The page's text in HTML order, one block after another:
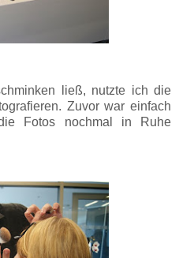
ließ, nutzte ich die
Zuvor war einfach
Fotos nochmal in Ruhe